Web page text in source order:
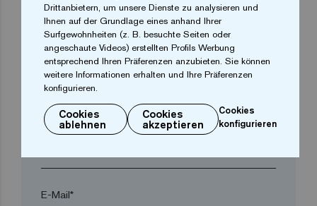
Ort*
Postleitzahl*
E-Mail*
Drittanbietern, um unsere Dienste zu analysieren und
Ihnen auf der Grundlage eines anhand Ihrer
Surfgewohnheiten (z. B. besuchte Seiten oder
angeschaute Videos) erstellten Profils Werbung
entsprechend Ihren Präferenzen anzubieten. Sie können
weitere Informationen erhalten und Ihre Präferenzen
konfigurieren.
Cookies
ablehnen
Cookies
akzeptieren
Cookies
konfigurieren